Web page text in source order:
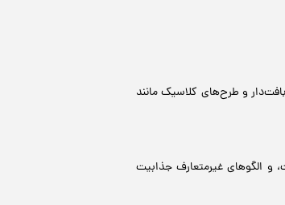
و طرح‌های کلاسیک مانند
و الگوهای غیرمتعارف جذابیت